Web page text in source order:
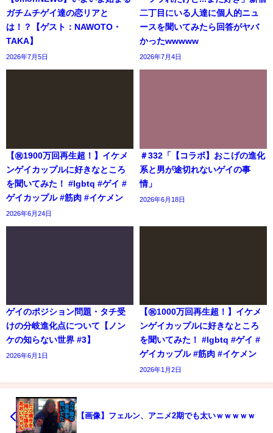
ガチムチゲイ達の恋リアと
は！？【ゲスト：NAWOTO・
TAKA】
2026年7月5日
二丁目にいる人達に個人的ニュ
ースを聞いてみたら回答がヤバ
かったwwwww
2026年7月4日
【㊗️1900万回再生超！】イケメ
ンゲイカップルに好きなところ
を聞いてみた！ #lgbtq #ゲイ #
ゲイカップル #筋肉 #イケメン
2026年6月24日
＃332「【コラボ】おこげの進化
系と男が途切れないゲイの事
情」
2026年6月18日
ゲイのポジション問題・タチ受
けの分岐進化点について【ノン
ケの知らない世界 #3】
2026年6月1日
【㊗️1000万回再生超！】イケメ
ンゲイカップルに好きなところ
を聞いてみた！ #lgbtq #ゲイ #
ゲイカップル #筋肉 #イケメン
2026年1月2日
【画像】フェルン、アニメ2期でも太いｗｗｗｗｗ